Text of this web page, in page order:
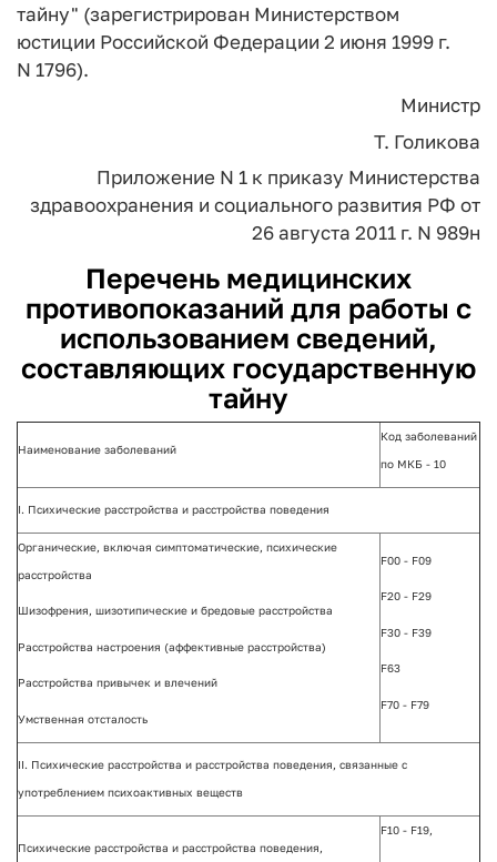
тайну" (зарегистрирован Министерством
юстиции Российской Федерации 2 июня 1999 г.
N 1796).
Министр
Т. Голикова
Приложение N 1 к приказу Министерства
здравоохранения и социального развития РФ от
26 августа 2011 г. N 989н
Перечень медицинских
противопоказаний для работы с
использованием сведений,
составляющих государственную
тайну
Наименование заболеваний
Код заболеваний
по МКБ - 10
I. Психические расстройства и расстройства поведения
Органические, включая симптоматические, психические
расстройства
Шизофрения, шизотипические и бредовые расстройства
Расстройства настроения (аффективные расстройства)
Расстройства привычек и влечений
Умственная отсталость
F00 - F09
F20 - F29
F30 - F39
F63
F70 - F79
II. Психические расстройства и расстройства поведения, связанные с
употреблением психоактивных веществ
Психические расстройства и расстройства поведения,
F10 - F19,